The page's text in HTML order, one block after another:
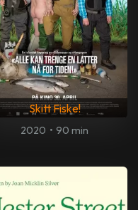
Skitt Fiske!
2020 • 90 min